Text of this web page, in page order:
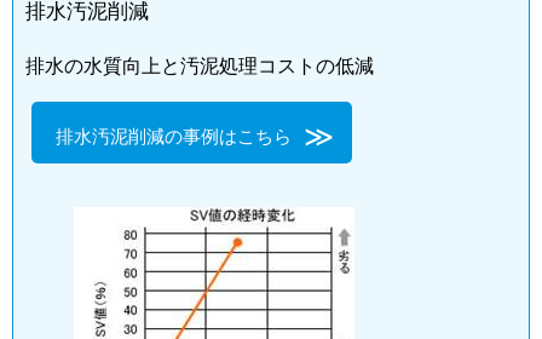
排水汚泥削減
排水の水質向上と汚泥処理コストの低減
排水汚泥削減の事例はこちら